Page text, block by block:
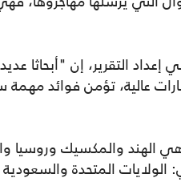
التقرير، إن "أبحاثا
عالية، تؤمن فوائد مهمة
هي الهند والمكسيك
الولايات المتحدة والسعودية